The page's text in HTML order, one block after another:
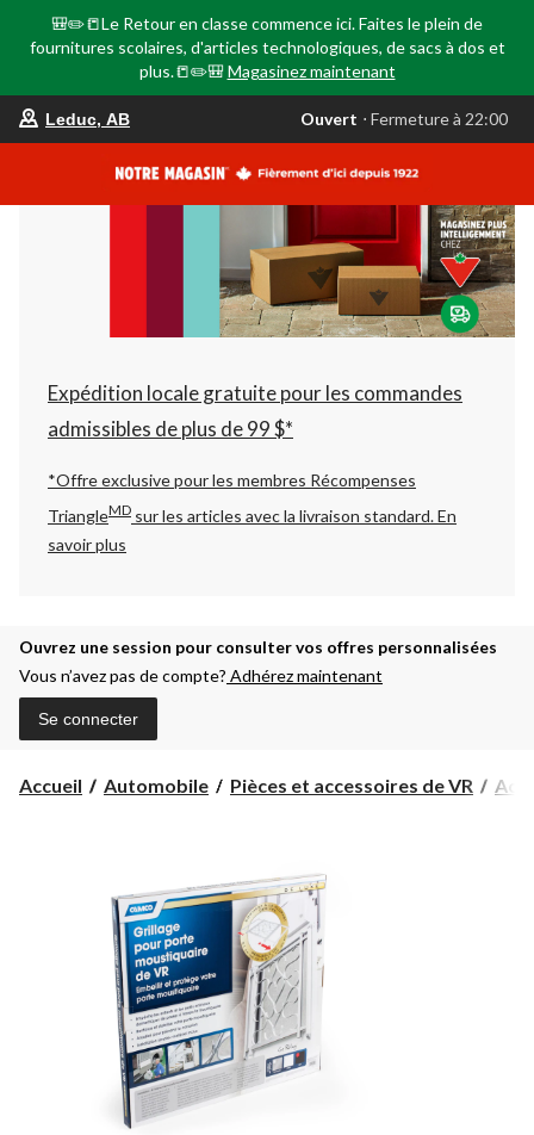
🎒✏️📒Le Retour en classe commence ici. Faites le plein de
fournitures scolaires, d'articles technologiques, de sacs à dos et
plus.📒✏️🎒 Magasinez maintenant
votre
est
AB,
Ouvert,
Fermeture
à
22:00
changer
Leduc, AB Ouvert ⋅ Fermeture à 22:00
Expédition locale gratuite pour les commandes
admissibles de plus de 99 $*
*Offre exclusive pour les membres Récompenses
TriangleMD sur les articles avec la livraison standard.En
savoir plus
Ouvrez une session pour consulter vos offres personnalisées
Vous n’avez pas de compte? Adhérez maintenant
Se connecter
Accueil Automobile Pièces et accessoires de VR